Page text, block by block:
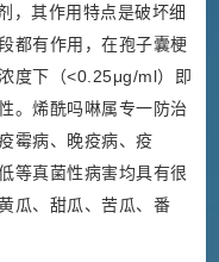
，其作用特点是破坏细
都有作用，在孢子囊梗
度下（<0.25μg/ml）即
。烯酰吗啉属专一防治
霉病、晚疫病、疫
等真菌性病害均具有很
瓜、甜瓜、苦瓜、番